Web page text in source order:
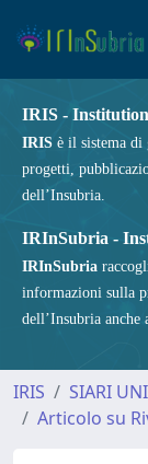
IRIS -
IRIS è il sistema di
progetti,
dell’Insubria.
IRInSubria -
IRInSubria
informazioni sulla
dell’Insubria
IRIS SIARI
Articolo su